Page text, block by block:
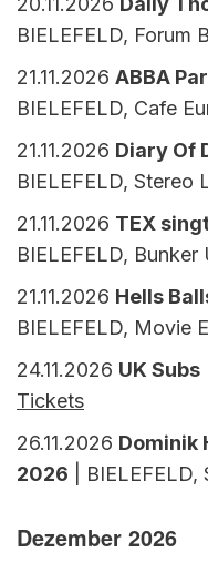
BIELEFELD, Forum
21.11.2026 ABBA
BIELEFELD, Cafe
21.11.2026 Diary Of
BIELEFELD, Stereo
21.11.2026 TEX
BIELEFELD, Bunker
21.11.2026 Hells
BIELEFELD, Movie
24.11.2026 UK Subs
Tickets
26.11.2026 Dominik
2026 |
Dezember 2026